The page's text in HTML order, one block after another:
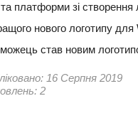
платформи зі створення
нового логотипу для
став новим
16 Серпня 2019
2